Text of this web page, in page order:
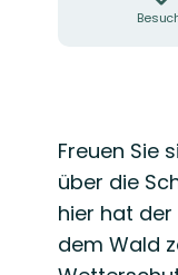
Beschreibung
Freuen Sie
über die
hier hat der
dem Wald